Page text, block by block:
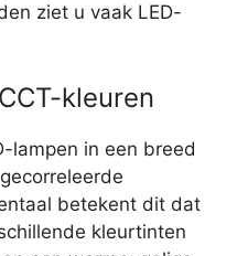
ziet u vaak LED-
kleuren
lampen in een breed
betekent dit dat
kleurtinten